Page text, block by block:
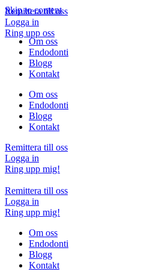
Skip to content
Remittera till oss
Logga in
Ring upp oss
Om oss
Endodonti
Blogg
Kontakt
Om oss
Endodonti
Blogg
Kontakt
Remittera till oss
Logga in
Ring upp mig!
Remittera till oss
Logga in
Ring upp mig!
Om oss
Endodonti
Blogg
Kontakt